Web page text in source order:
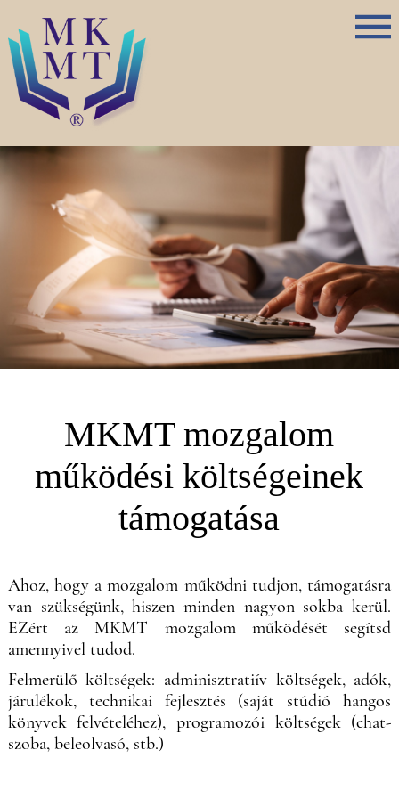
MKMT mozgalom
működési költségeinek
támogatása
Ahoz, hogy a mozgalom működni tudjon, támogatásra
van szükségünk, hiszen minden nagyon sokba kerül.
EZért az MKMT mozgalom működését segítsd
amennyivel tudod.
Felmerülő költségek: adminisztratiív költségek, adók,
járulékok, technikai fejlesztés (saját stúdió hangos
könyvek felvételéhez), programozói költségek (chat-
szoba, beleolvasó, stb.)